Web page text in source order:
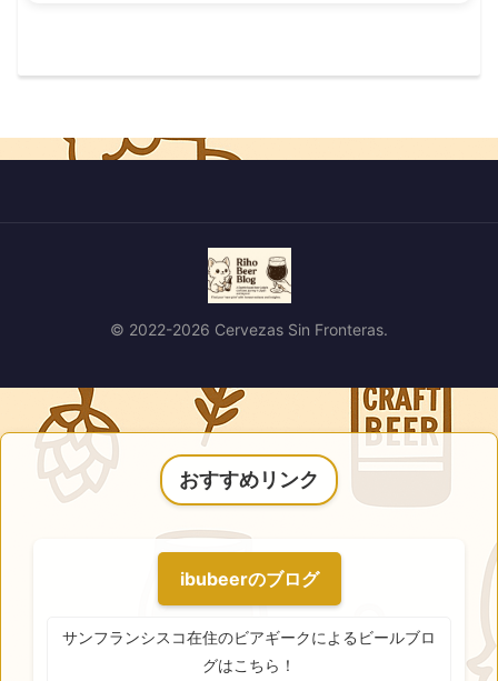
© 2022-2026 Cervezas Sin Fronteras.
おすすめリンク
ibubeerのブログ
サンフランシスコ在住のビアギークによるビールブロ
グはこちら！